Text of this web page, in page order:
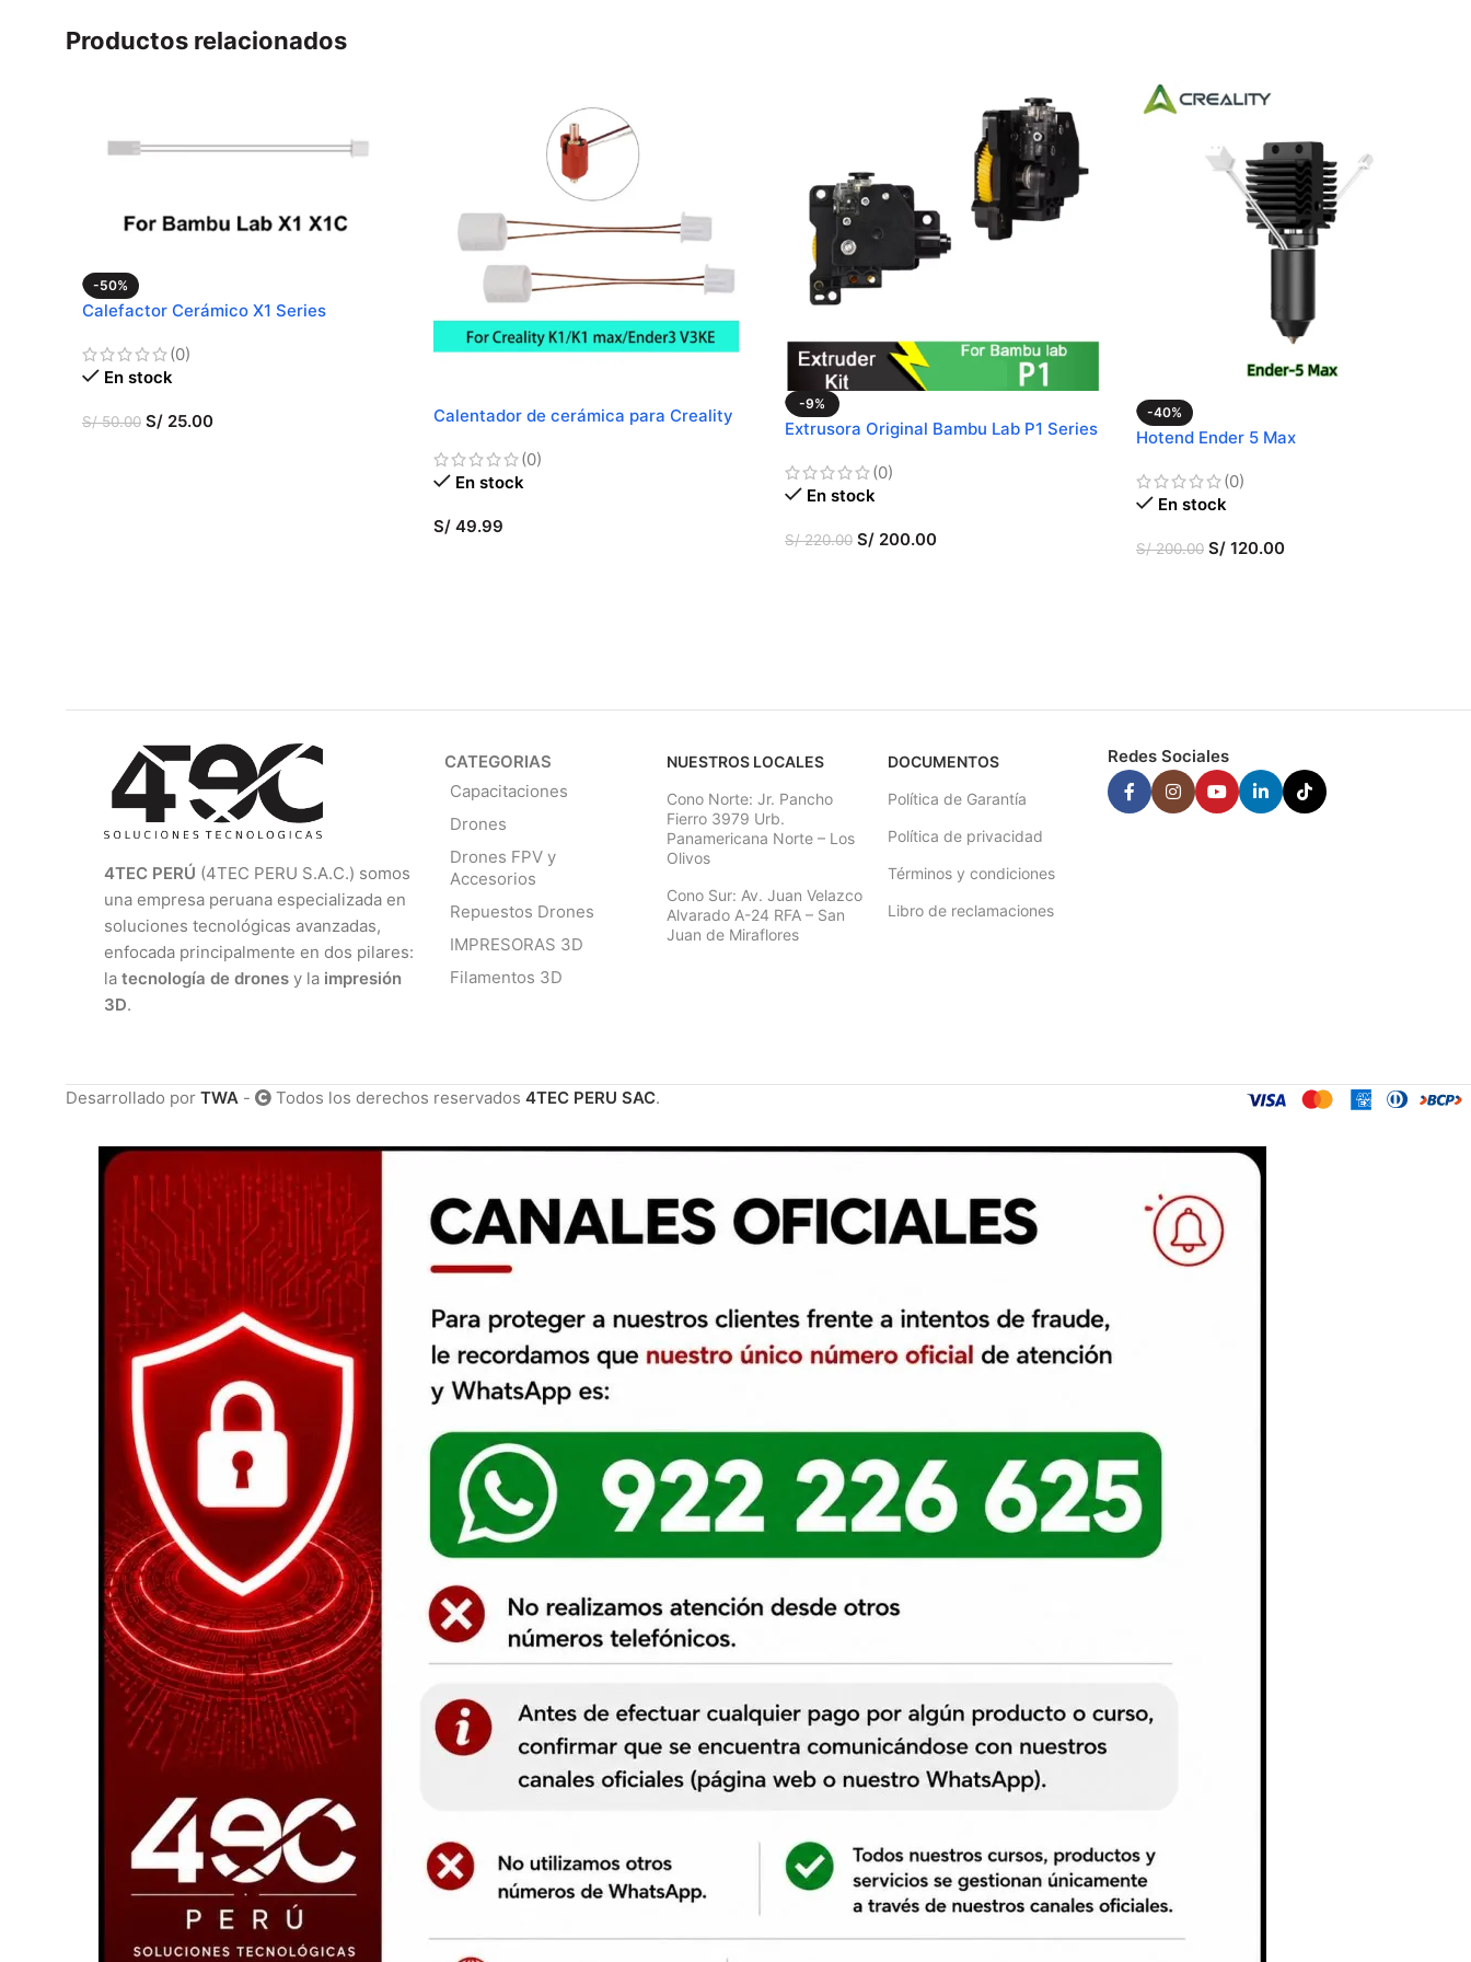
Productos relacionados
-50%
Calefactor Cerámico X1 Series
(0)
En stock
S/50.00 S/ 25.00 Calentador de cerámica para Creality
(0)
En stock
S/ 49.99
-9%
Extrusora Original Bambu Lab P1 Series
(0)
En stock
S/220.00 S/ 200.00
-40%
Hotend Ender 5 Max
(0)
En stock
S/200.00 S/ 120.00
4TEC PERÚ (4TEC PERU S.A.C.) somos
una empresa peruana especializada en
soluciones tecnológicas avanzadas,
enfocada principalmente en dos pilares:
la tecnología de drones y la impresión
3D.
CATEGORIAS
Capacitaciones
Drones
Drones FPV y
Accesorios
Repuestos Drones
IMPRESORAS 3D
Filamentos 3D
NUESTROS LOCALES
Cono Norte: Jr. Pancho
Fierro 3979 Urb.
Panamericana Norte – Los
Olivos
Cono Sur: Av. Juan Velazco
Alvarado A-24 RFA – San
Juan de Miraflores
DOCUMENTOS
Política de Garantía
Política de privacidad
Términos y condiciones
Libro de reclamaciones
Redes Sociales
Desarrollado por TWA - Todos los derechos reservados 4TEC PERU SAC.